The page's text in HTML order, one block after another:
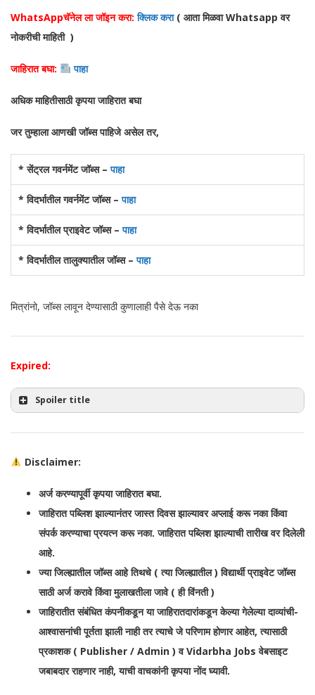
WhatsAppचॅनेल ला जॉइन करा: क्लिक करा ( आता मिळवा Whatsapp वर
नोकरीची माहिती )
जाहिरात बघा: पाहा
अधिक माहितीसाठी कृपया जाहिरात बघा
जर तुम्हाला आणखी जॉब्स पाहिजे असेल तर,
* सेंट्रल गवर्नमेंट जॉब्स –पाहा
* विदर्भातील गवर्नमेंट जॉब्स –पाहा
* विदर्भातील प्राइवेट जॉब्स –पाहा
* विदर्भातील तालुक्यातील जॉब्स –पाहा
मित्रांनो, जॉब्स लावून देण्यासाठी कुणालाही पैसे देऊ नका
Expired:
Spoiler title
Disclaimer:
अर्ज करण्यापूर्वी कृपया जाहिरात बघा.
जाहिरात पब्लिश झाल्यानंतर जास्त दिवस झाल्यावर अप्लाई करू नका किंवा
संपर्क करण्याचा प्रयत्न करू नका. जाहिरात पब्लिश झाल्याची तारीख वर दिलेली
आहे.
ज्या जिल्ह्यातील जॉब्स आहे तिथचे ( त्या जिल्ह्यातील ) विद्यार्थी प्राइवेट जॉब्स
साठी अर्ज करावे किंवा मुलाखतीला जावे ( ही विंनती )
जाहिरातीत संबंधित कंपनीकडून या जाहिरातदारांकडून केल्या गेलेल्या दाव्यांची-
आश्वासनांची पूर्तता झाली नाही तर त्याचे जे परिणाम होणार आहेत, त्यासाठी
प्रकाशक ( Publisher / Admin ) व Vidarbha Jobs वेबसाइट
जबाबदार राहणार नाही, याची वाचकांनी कृपया नोंद घ्यावी.